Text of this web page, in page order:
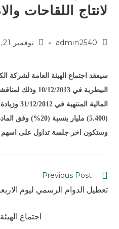
لانتاج اللقاحات
admin2540 نوفمبر 21, 2013
سيعقد اجتماع الهيئة العامة لشركة
البيطرية في 10/12/
وستكون اخر جلسة تداول على اسهم
Previous Post
تعطيل الدوام الرسمي ليوم الاربعاء
اجتماع